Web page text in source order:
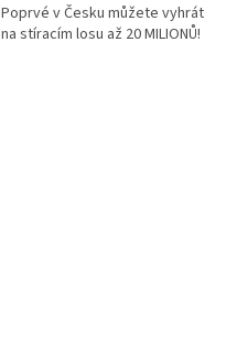
Poprvé v Česku můžete vyhrát
na stíracím losu až 20 MILIONŮ!